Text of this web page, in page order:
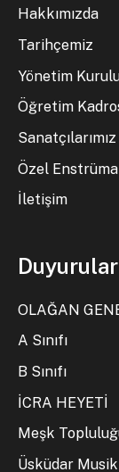
Hakkımızda
Tarihçemiz
Yönetim
Öğretim
Sanatçılarımız
Özel
İletişim
Duyurular
OLAĞAN
A Sınıfı
B Sınıfı
İCRA HEYETİ
Meşk
Üsküdar